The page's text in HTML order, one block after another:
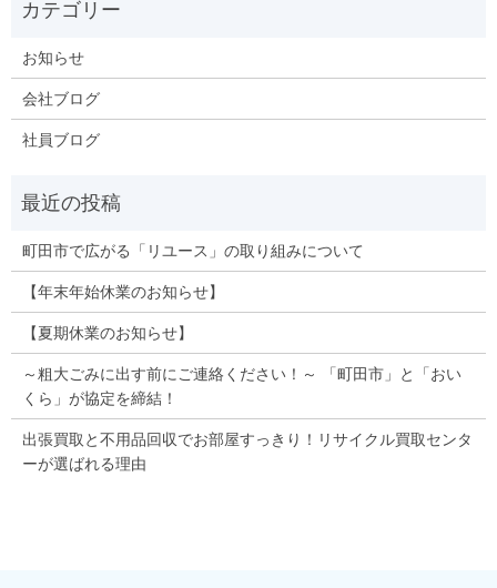
お知らせ
会社ブログ
社員ブログ
町田市で広がる「リユース」の取り組みについて
【年末年始休業のお知らせ】
【夏期休業のお知らせ】
～粗大ごみに出す前にご連絡ください！～ 「町田市」と「おい
くら」が協定を締結！
出張買取と不用品回収でお部屋すっきり！リサイクル買取センタ
ーが選ばれる理由